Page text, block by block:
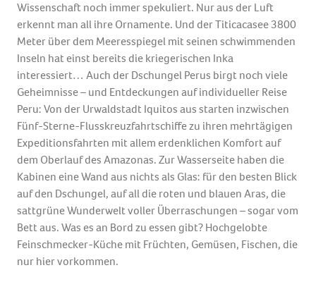
Wissenschaft noch immer spekuliert. Nur aus der Luft
erkennt man all ihre Ornamente. Und der Titicacasee 3800
Meter über dem Meeresspiegel mit seinen schwimmenden
Inseln hat einst bereits die kriegerischen Inka
interessiert… Auch der Dschungel Perus birgt noch viele
Geheimnisse – und Entdeckungen auf individueller Reise
Peru: Von der Urwaldstadt Iquitos aus starten inzwischen
Fünf-Sterne-Flusskreuzfahrtschiffe zu ihren mehrtägigen
Expeditionsfahrten mit allem erdenklichen Komfort auf
dem Oberlauf des Amazonas. Zur Wasserseite haben die
Kabinen eine Wand aus nichts als Glas: für den besten Blick
auf den Dschungel, auf all die roten und blauen Aras, die
sattgrüne Wunderwelt voller Überraschungen – sogar vom
Bett aus. Was es an Bord zu essen gibt? Hochgelobte
Feinschmecker-Küche mit Früchten, Gemüsen, Fischen, die
nur hier vorkommen.